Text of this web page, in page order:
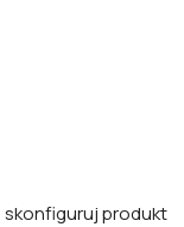
produkt